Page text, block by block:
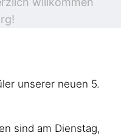
unserer neuen 5.
sind am Dienstag,